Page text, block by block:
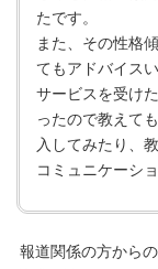
たです。
また、その性格
てもアドバイス
サービスを受け
ったので教えて
入してみたり、
コミュニケーシ
報道関係の方から